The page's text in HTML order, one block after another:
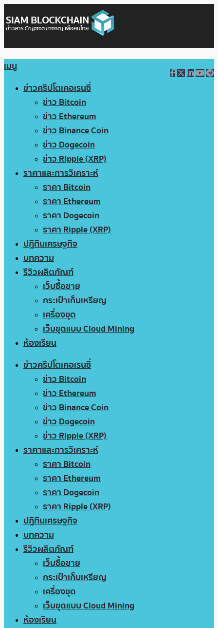
เมนู
ข่าวคริปโตเคอเรนซี่
ข่าว Bitcoin
ข่าว Ethereum
ข่าว Binance Coin
ข่าว Dogecoin
ข่าว Ripple (XRP)
ราคาและการวิเคราะห์
ราคา Bitcoin
ราคา Ethereum
ราคา Dogecoin
ราคา Ripple (XRP)
ปฏิทินเศรษฐกิจ
บทความ
รีวิวผลิตภัณฑ์
เว็บซื้อขาย
กระเป๋าเก็บเหรียญ
เครื่องขุด
เว็บขุดแบบ Cloud Mining
ห้องเรียน
ข่าวคริปโตเคอเรนซี่
ข่าว Bitcoin
ข่าว Ethereum
ข่าว Binance Coin
ข่าว Dogecoin
ข่าว Ripple (XRP)
ราคาและการวิเคราะห์
ราคา Bitcoin
ราคา Ethereum
ราคา Dogecoin
ราคา Ripple (XRP)
ปฏิทินเศรษฐกิจ
บทความ
รีวิวผลิตภัณฑ์
เว็บซื้อขาย
กระเป๋าเก็บเหรียญ
เครื่องขุด
เว็บขุดแบบ Cloud Mining
ห้องเรียน